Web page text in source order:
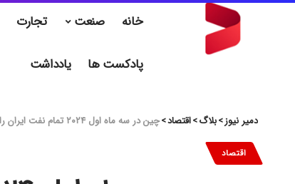
خانه صنعت تجارت
پادکست ها یادداشت
دمیر نیوز>بلاگ>اقتصاد>چین در سه ماه اول ۲۰۲۴ تمام نفت ایران را خریداری کرد
اقتصاد